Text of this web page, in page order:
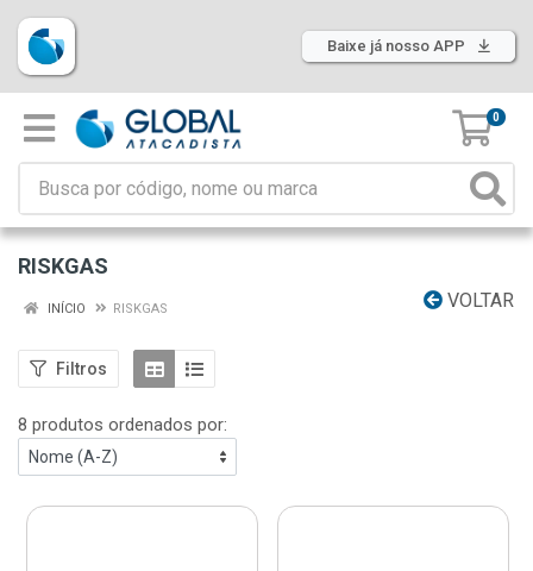
Baixe já nosso APP
0
RISKGAS
VOLTAR
INÍCIO RISKGAS
Filtros
8 produtos ordenados por: